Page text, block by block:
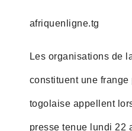
afriquenligne.tg
Les organisations de
constituent une
togolaise appellent
presse tenue lundi 22